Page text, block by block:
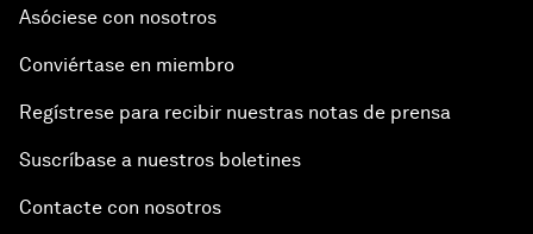
Asóciese con nosotros
Conviértase en miembro
Regístrese para recibir nuestras notas de prensa
Suscríbase a nuestros boletines
Contacte con nosotros